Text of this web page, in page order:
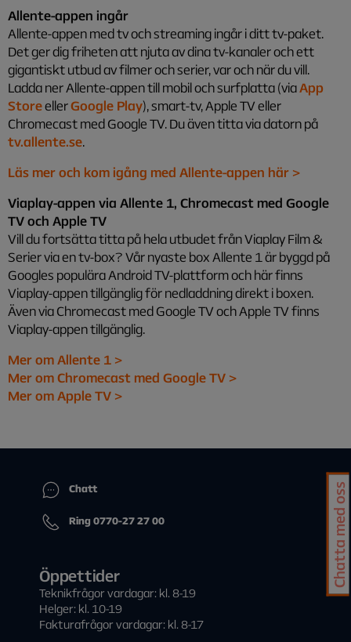
Allente-appen ingår
Allente-appen med tv och streaming ingår i ditt tv-paket.
Det ger dig friheten att njuta av dina tv-kanaler och ett
gigantiskt utbud av filmer och serier, var och när du vill.
Ladda ner Allente-appen till mobil och surfplatta (viaApp
StoreellerGoogle Play), smart-tv, Apple TV eller
Chromecast med Google TV. Du även titta via datorn på
tv.allente.se.
Läs mer och kom igång med Allente-appen här >
Viaplay-appen via Allente 1, Chromecast med Google
TV och Apple TV
Vill du fortsätta titta på hela utbudet från Viaplay Film &
Serier via en tv-box? Vår nyaste box Allente 1 är byggd på
Googles populära Android TV-plattform och här finns
Viaplay-appen tillgänglig för nedladdning direkt i boxen.
Även via Chromecast med Google TV och Apple TV finns
Viaplay-appen tillgänglig.
Mer om Allente 1 >
Mer om Chromecast med Google TV >
Mer om Apple TV >
Chatt
Ring 0770-27 27 00
Öppettider
Teknikfrågor vardagar: kl. 8-19
Helger: kl. 10-19
Fakturafrågor vardagar: kl. 8-17
Chatta med oss